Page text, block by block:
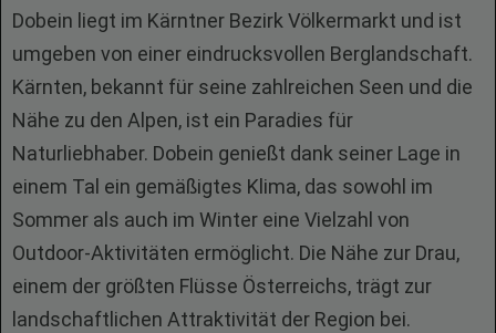
Dobein liegt im Kärntner Bezirk Völkermarkt und ist
umgeben von einer eindrucksvollen Berglandschaft.
Kärnten, bekannt für seine zahlreichen Seen und die
Nähe zu den Alpen, ist ein Paradies für
Naturliebhaber. Dobein genießt dank seiner Lage in
einem Tal ein gemäßigtes Klima, das sowohl im
Sommer als auch im Winter eine Vielzahl von
Outdoor-Aktivitäten ermöglicht. Die Nähe zur Drau,
einem der größten Flüsse Österreichs, trägt zur
landschaftlichen Attraktivität der Region bei.